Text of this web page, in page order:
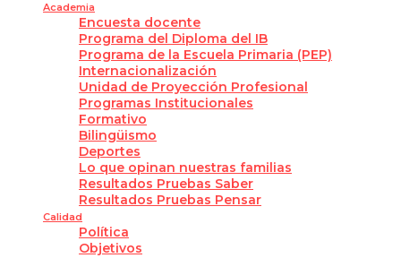
Academia
Encuesta docente
Programa del Diploma del IB
Programa de la Escuela Primaria (PEP)
Internacionalización
Unidad de Proyección Profesional
Programas Institucionales
Formativo
Bilingüismo
Deportes
Lo que opinan nuestras familias
Resultados Pruebas Saber
Resultados Pruebas Pensar
Calidad
Política
Objetivos